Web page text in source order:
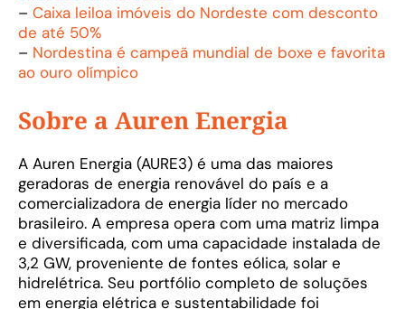
– Caixa leiloa imóveis do Nordeste com desconto
de até 50%
– Nordestina é campeã mundial de boxe e favorita
ao ouro olímpico
Sobre a Auren Energia
A Auren Energia (AURE3) é uma das maiores
geradoras de energia renovável do país e a
comercializadora de energia líder no mercado
brasileiro. A empresa opera com uma matriz limpa
e diversificada, com uma capacidade instalada de
3,2 GW, proveniente de fontes eólica, solar e
hidrelétrica. Seu portfólio completo de soluções
em energia elétrica e sustentabilidade foi